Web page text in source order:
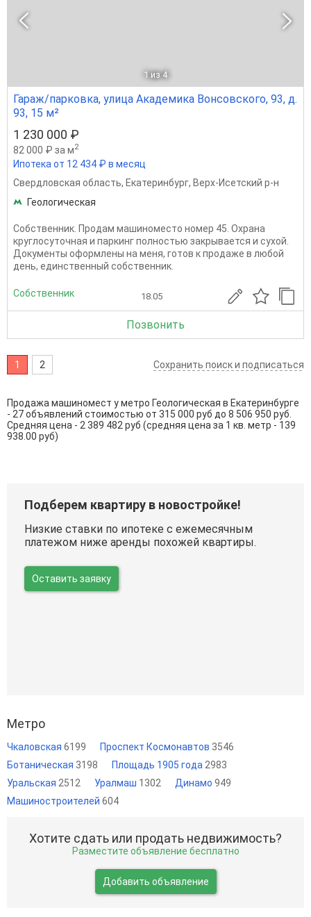
1 из 4
Гараж/парковка, улица Академика Вонсовского, 93, д.
93, 15 м²
1 230 000 ₽
82 000 ₽ за м2
Ипотека от 12 434 ₽ в месяц
Свердловская область, Екатеринбург, Верх-Исетский р-н
Геологическая
Собственник. Продам машиноместо номер 45. Охрана
круглосуточная и паркинг полностью закрывается и сухой.
Документы оформлены на меня, готов к продаже в любой
день, единственный собственник.
Собственник 18.05
Позвонить
1 2 Сохранить поиск и подписаться
Продажа машиномест у метро Геологическая в Екатеринбурге
- 27 объявлений стоимостью от 315 000 руб до 8 506 950 руб.
Средняя цена - 2 389 482 руб (средняя цена за 1 кв. метр - 139
938.00 руб)
Подберем квартиру в новостройке!
Низкие ставки по ипотеке с ежемесячным
платежом ниже аренды похожей квартиры.
Оставить заявку
Метро
Чкаловская 6199 Проспект Космонавтов 3546
Ботаническая 3198 Площадь 1905 года 2983
Уральская 2512 Уралмаш 1302 Динамо 949
Машиностроителей 604
Хотите сдать или продать недвижимость?
Разместите объявление бесплатно
Добавить объявление